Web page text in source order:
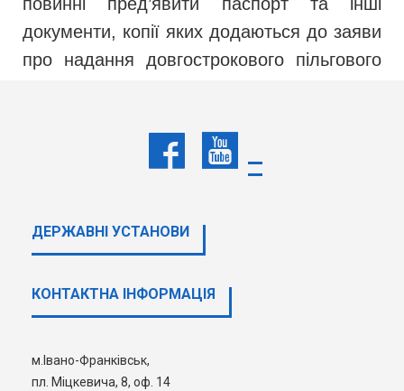
документи, копії яких додаються до заяви
про надання довгострокового пільгового
Якщо у термін 15 календарних
моменту опублікування інформації на
Держмолодьжитла
Франківське регіональне управління"
кандидат не з’явиться до відділення та не
надасть необхідні документи для отримання
кредиту буде складено Акт про неявку (при
кредиту за своїм реєстраційним номером у
черзі на участь у програмі )
ДЕРЖАВНI УСТАНОВИ
КОНТАКТНА ІНФОРМАЦІЯ
м.Івано-Франківськ,
пл. Міцкевича, 8, оф. 14